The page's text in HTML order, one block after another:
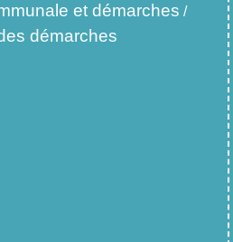
et démarches /
démarches